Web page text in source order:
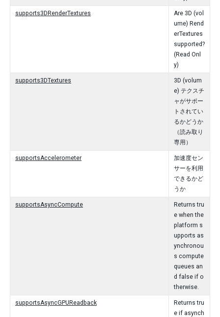
supports3DRenderTextures
Are 3D (vol
ume) Rend
erTextures
supported?
(Read Onl
y)
supports3DTextures
3D (volum
e) テクスチ
ャがサポー
トされてい
るかどうか
（読み取り
専用）
supportsAccelerometer
加速度セン
サーを利用
できるかど
うか
supportsAsyncCompute
Returns tru
e when the
platform s
upports as
ynchronou
s compute
queues an
d false if o
therwise.
supportsAsyncGPUReadback
Returns tru
e if asynch